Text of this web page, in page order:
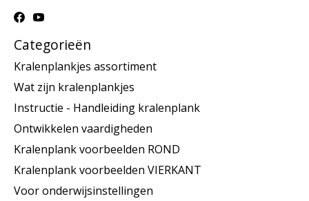
Categorieën
Kralenplankjes assortiment
Wat zijn kralenplankjes
Instructie - Handleiding kralenplank
Ontwikkelen vaardigheden
Kralenplank voorbeelden ROND
Kralenplank voorbeelden VIERKANT
Voor onderwijsinstellingen